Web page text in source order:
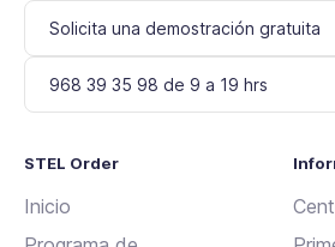
Solicita una demostración gratuita
968 39 35 98 de 9 a 19 hrs
STEL Order
Inicio